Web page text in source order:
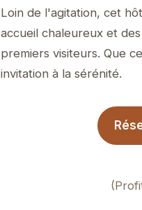
Loin de l'agitation, cet
accueil chaleureux et
premiers visiteurs. Que
invitation à la sérénité.